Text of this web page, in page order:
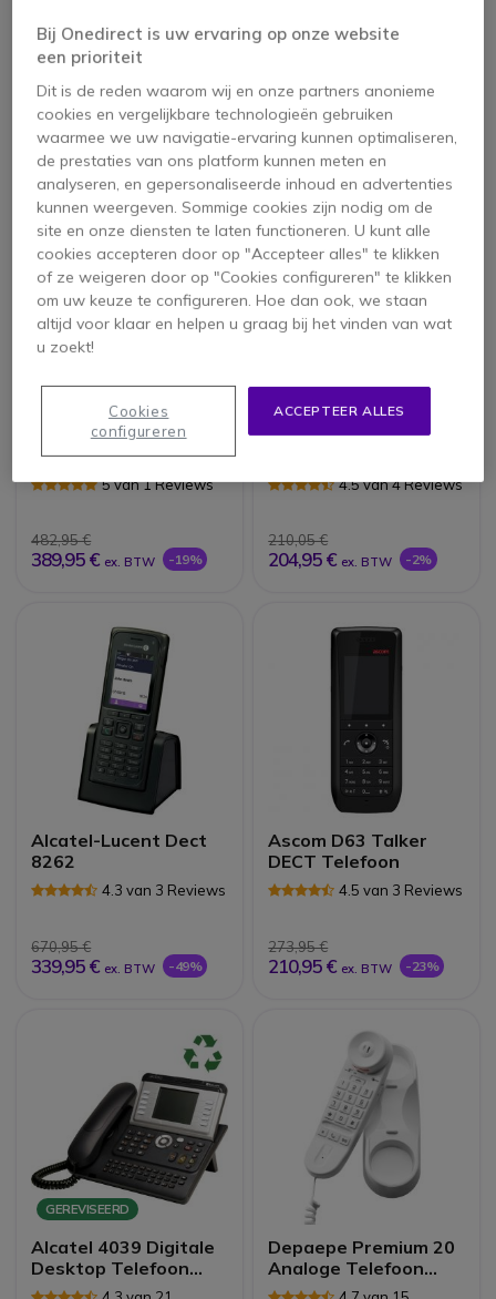
Alcatel-Lucent 8234
195,95 €
118,95 € ex. BTW
Gigaset N670IP Pro +
3 S700H Handsets
Reviews
535,80 €
368,41 € ex. BTW
Onedirect raadt aan
Ascom D63
Messenger
5 van 1 Reviews
482,95 €
389,95 € ex. BTW -19%
Mitel 5613
4.5 van 4 Reviews
210,05 €
204,95 € ex. BTW -2%
Alcatel-Lucent Dect
8262
4.3 van 3 Reviews
670,95 €
339,95 € ex. BTW -49%
Ascom D63 Talker
DECT Telefoon
4.5 van 3 Reviews
273,95 €
210,95 € ex. BTW -23%
GEREVISEERD
Alcatel 4039 Digitale
Desktop Telefoon
*Refurb*
Depaepe Premium 20
Analoge Telefoon
(Wit)
Bij Onedirect is uw ervaring op onze website
een prioriteit
Dit is de reden waarom wij en onze partners anonieme
cookies en vergelijkbare technologieën gebruiken
waarmee we uw navigatie-ervaring kunnen optimaliseren,
de prestaties van ons platform kunnen meten en
analyseren, en gepersonaliseerde inhoud en advertenties
kunnen weergeven. Sommige cookies zijn nodig om de
site en onze diensten te laten functioneren. U kunt alle
cookies accepteren door op "Accepteer alles" te klikken
of ze weigeren door op "Cookies configureren" te klikken
om uw keuze te configureren. Hoe dan ook, we staan
altijd voor klaar en helpen u graag bij het vinden van wat
u zoekt!
ACCEPTEER ALLES
Cookies
configureren